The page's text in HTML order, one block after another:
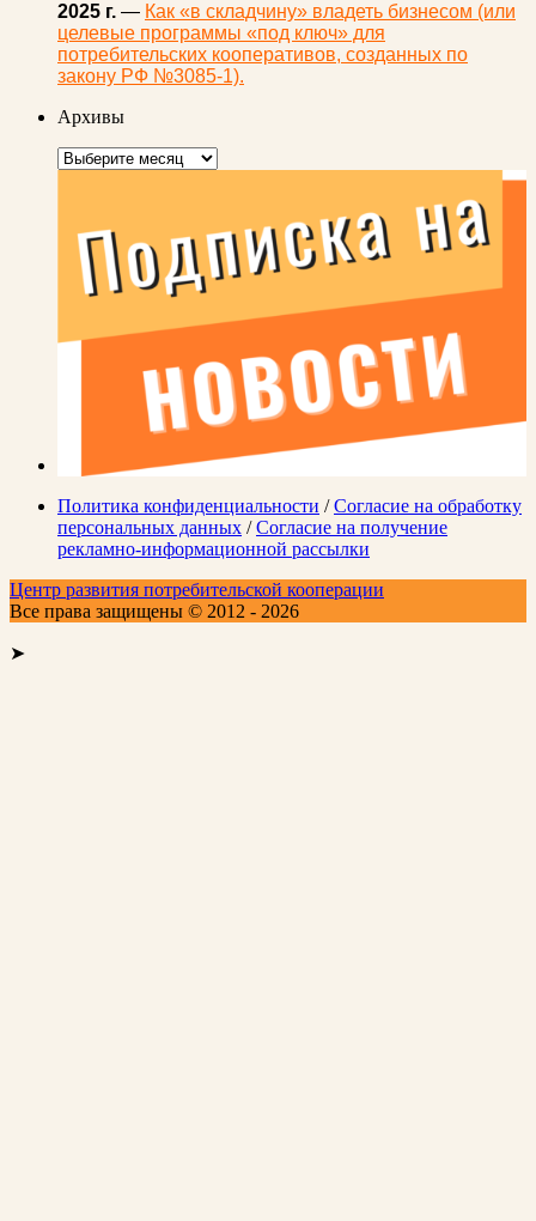
2025 г. — Как «в складчину» владеть бизнесом (или
целевые программы «под ключ» для
потребительских кооперативов, созданных по
закону РФ №3085-1).
Архивы
Архивы
Политика конфиденциальности /Согласие на обработку
персональных данных /Согласие на получение
рекламно-информационной рассылки
Центр развития потребительской кооперации
Все права защищены © 2012 - 2026
➤